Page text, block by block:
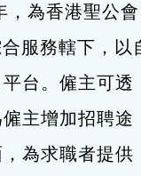
，為香港聖公會
服務轄下，以
台。僱主可透
主增加招聘途
為求職者提供